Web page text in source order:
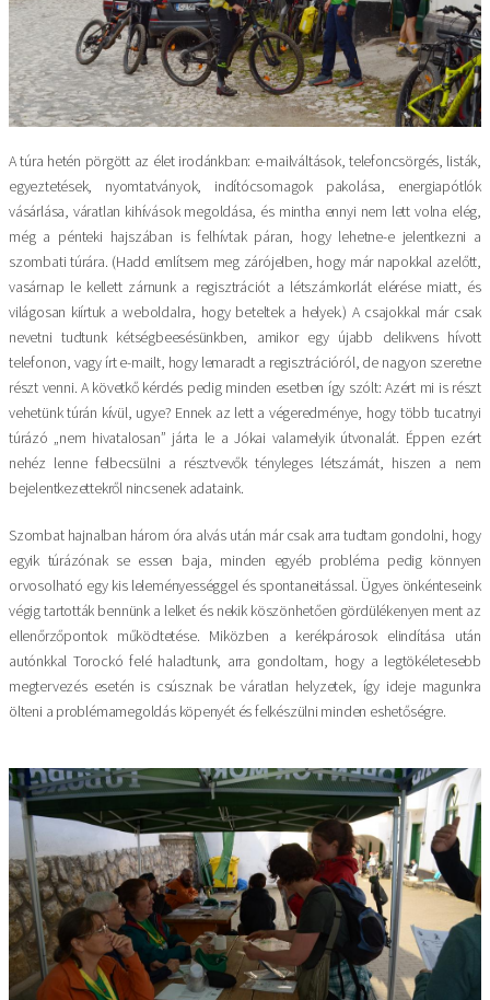
A túra hetén pörgött az élet irodánkban: e-mailváltások, telefoncsörgés, listák,
egyeztetések, nyomtatványok, indítócsomagok pakolása, energiapótlók
vásárlása, váratlan kihívások megoldása, és mintha ennyi nem lett volna elég,
még a pénteki hajszában is felhívtak páran, hogy lehetne-e jelentkezni a
szombati túrára. (Hadd említsem meg zárójelben, hogy már napokkal azelőtt,
vasárnap le kellett zárnunk a regisztrációt a létszámkorlát elérése miatt, és
világosan kiírtuk a weboldalra, hogy beteltek a helyek.) A csajokkal már csak
nevetni tudtunk kétségbeesésünkben, amikor egy újabb delikvens hívott
telefonon, vagy írt e-mailt, hogy lemaradt a regisztrációról, de nagyon szeretne
részt venni. A követkő kérdés pedig minden esetben így szólt: Azért mi is részt
vehetünk túrán kívül, ugye? Ennek az lett a végeredménye, hogy több tucatnyi
túrázó „nem hivatalosan” járta le a Jókai valamelyik útvonalát. Éppen ezért
nehéz lenne felbecsülni a résztvevők tényleges létszámát, hiszen a nem
bejelentkezettekről nincsenek adataink.
Szombat hajnalban három óra alvás után már csak arra tudtam gondolni, hogy
egyik túrázónak se essen baja, minden egyéb probléma pedig könnyen
orvosolható egy kis leleményességgel és spontaneitással. Ügyes önkénteseink
végig tartották bennünk a lelket és nekik köszönhetően gördülékenyen ment az
ellenőrzőpontok működtetése. Miközben a kerékpárosok elindítása után
autónkkal Torockó felé haladtunk, arra gondoltam, hogy a legtökéletesebb
megtervezés esetén is csúsznak be váratlan helyzetek, így ideje magunkra
ölteni a problémamegoldás köpenyét és felkészülni minden eshetőségre.